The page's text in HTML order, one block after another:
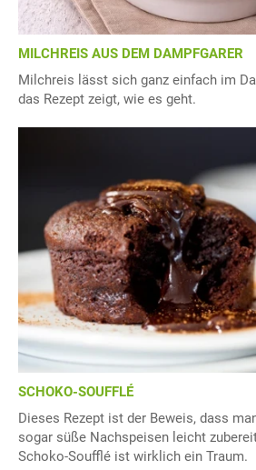
MILCHREIS AUS DEM DAMPFGARER
Milchreis lässt sich ganz einfach im
das Rezept zeigt, wie es geht.
SCHOKO-SOUFFLÉ
Dieses Rezept ist der Beweis, dass
sogar süße Nachspeisen leicht
Schoko-Soufflé ist wirklich ein Traum.